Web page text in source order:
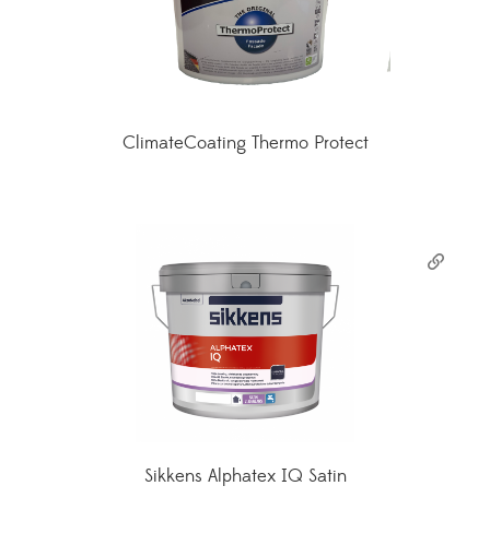
ClimateCoating Thermo Protect
Sikkens Alphatex IQ Satin